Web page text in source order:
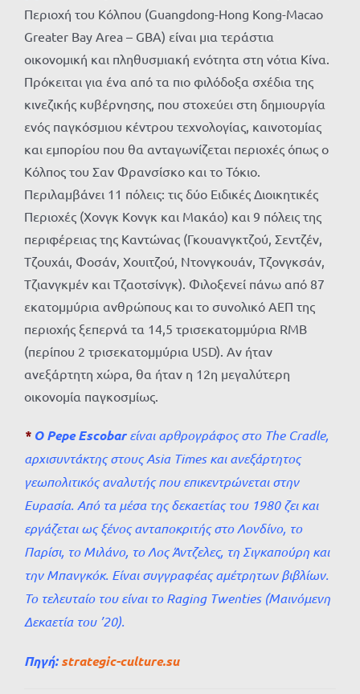
Περιοχή του Κόλπου (Guangdong-Hong Kong-Macao
Greater Bay Area – GBA) είναι μια τεράστια
οικονομική και πληθυσμιακή ενότητα στη νότια Κίνα.
Πρόκειται για ένα από τα πιο φιλόδοξα σχέδια της
κινεζικής κυβέρνησης, που στοχεύει στη δημιουργία
ενός παγκόσμιου κέντρου τεχνολογίας, καινοτομίας
και εμπορίου που θα ανταγωνίζεται περιοχές όπως ο
Κόλπος του Σαν Φρανσίσκο και το Τόκιο.
Περιλαμβάνει 11 πόλεις: τις δύο Ειδικές Διοικητικές
Περιοχές (Χονγκ Κονγκ και Μακάο) και 9 πόλεις της
περιφέρειας της Καντώνας (Γκουανγκτζού, Σεντζέν,
Τζουχάι, Φοσάν, Χουιτζού, Ντονγκουάν, Τζονγκσάν,
Τζιανγκμέν και Τζαοτσίνγκ). Φιλοξενεί πάνω από 87
εκατομμύρια ανθρώπους και το συνολικό ΑΕΠ της
περιοχής ξεπερνά τα 14,5 τρισεκατομμύρια RMB
(περίπου 2 τρισεκατομμύρια USD). Αν ήταν
ανεξάρτητη χώρα, θα ήταν η 12η μεγαλύτερη
οικονομία παγκοσμίως.
* Ο Pepe Escobarείναι αρθρογράφος στο The Cradle,
αρχισυντάκτης στους Asia Times και ανεξάρτητος
γεωπολιτικός αναλυτής που επικεντρώνεται στην
Ευρασία. Από τα μέσα της δεκαετίας του 1980 ζει και
εργάζεται ως ξένος ανταποκριτής στο Λονδίνο, το
Παρίσι, το Μιλάνο, το Λος Άντζελες, τη Σιγκαπούρη και
την Μπανγκόκ. Είναι συγγραφέας αμέτρητων βιβλίων.
Το τελευταίο του είναι το Raging Twenties (Μαινόμενη
Δεκαετία του ’20).
Πηγή: strategic-culture.su